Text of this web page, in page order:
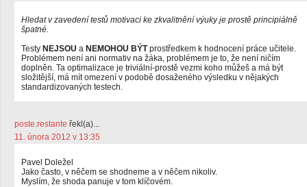
Hledat v zavedení testů motivaci ke zkvalitnění výuky je prostě principiálně
špatné.
Testy NEJSOU a NEMOHOU BÝTprostředkem k hodnocení práce učitele.
Problémem není ani normativ na žáka, problémem je to, že není ničím
doplněn. Ta optimalizace je triviální-prostě vezmi koho můžeš a má být
složitější, má mít omezení v podobě dosaženého výsledku v nějakých
standardizovaných testech.
poste.restante řekl(a)...
11. února 2012 v 13:35
Pavel Doležel
Jako často, v něčem se shodneme a v něčem nikoliv.
Myslím, že shoda panuje v tom klíčovém.